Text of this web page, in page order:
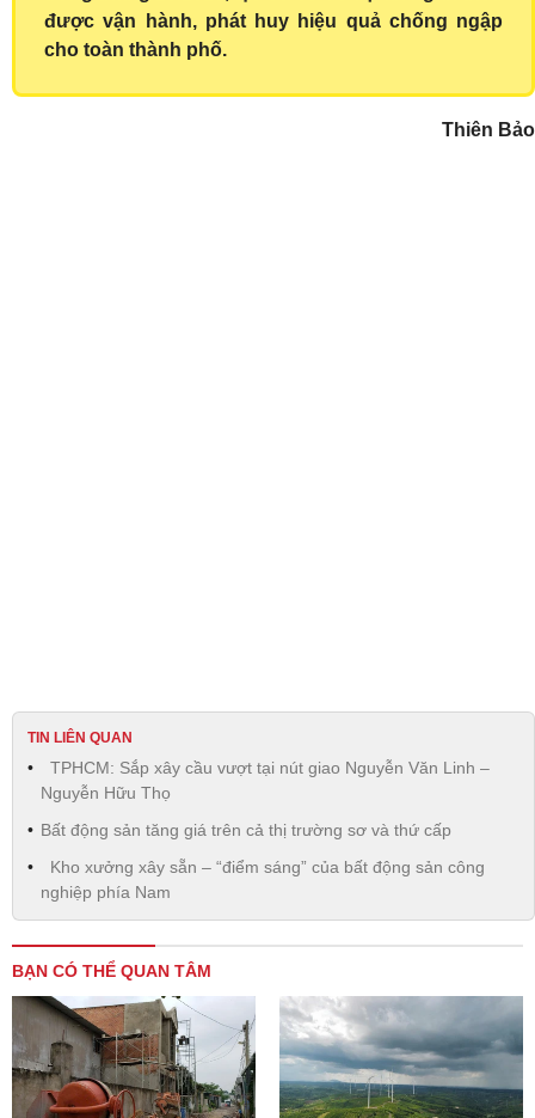
được vận hành, phát huy hiệu quả chống ngập
cho toàn thành phố.
Thiên Bảo
TIN LIÊN QUAN
TPHCM: Sắp xây cầu vượt tại nút giao Nguyễn Văn Linh –
Nguyễn Hữu Thọ
Bất động sản tăng giá trên cả thị trường sơ và thứ cấp
Kho xưởng xây sẵn – “điểm sáng” của bất động sản công
nghiệp phía Nam
BẠN CÓ THỂ QUAN TÂM